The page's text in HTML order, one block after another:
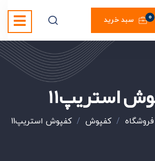
سبد خرید 0
استریپ11
فروشگاه /کفپوش /کفپوش استریپ11